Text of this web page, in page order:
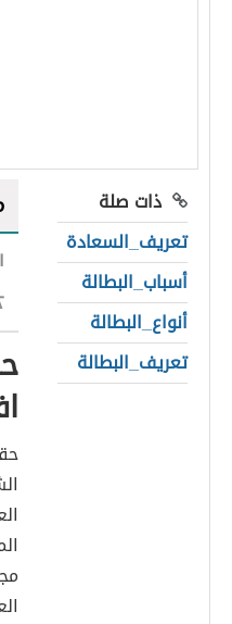
ذات صلة
تعريف_السعادة
أسباب_البطالة
أنواع_البطالة
تعريف_البطالة